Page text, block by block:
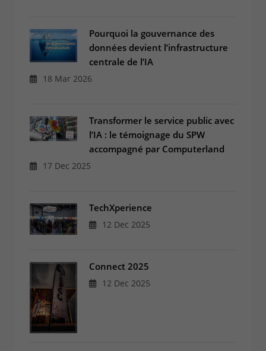
Pourquoi la gouvernance des
données devient l’infrastructure
centrale de l’IA
18 Mar 2026
Transformer le service public avec
l’IA : le témoignage du SPW
accompagné par Computerland
17 Dec 2025
TechXperience
12 Dec 2025
Connect 2025
12 Dec 2025